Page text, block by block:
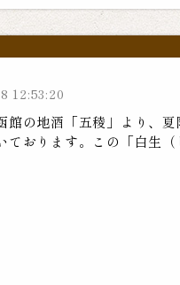
12:53:20
館の地酒「五稜」より、
ております。この「白生（